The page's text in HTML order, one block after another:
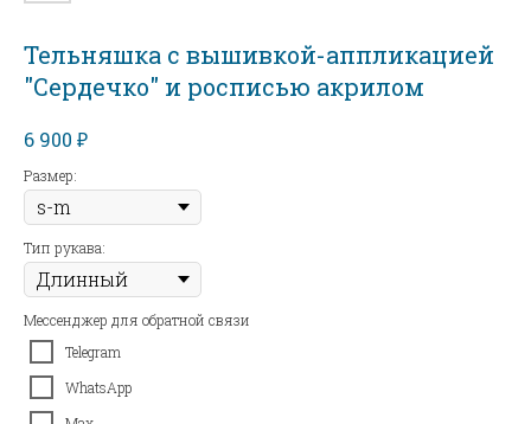
Тельняшка с вышивкой-аппликацией
"Сердечко" и росписью акрилом
6 900 ₽
Размер:
Тип рукава:
Мессенджер для обратной связи
Telegram
WhatsApp